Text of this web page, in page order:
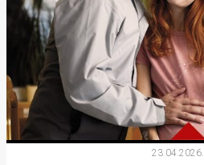
23.04.2026.